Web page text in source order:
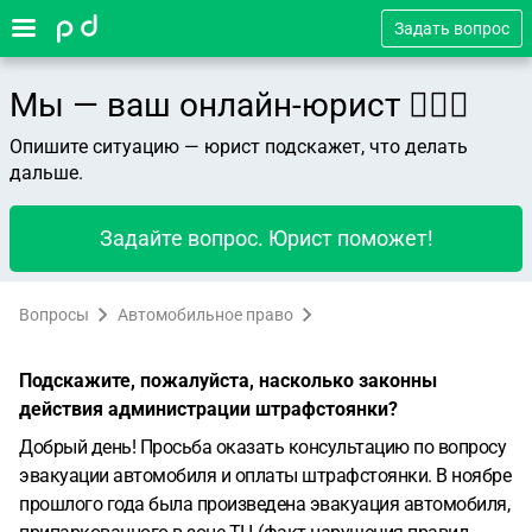
Задать вопрос
Мы — ваш онлайн-юрист 👨🏻‍⚖️
Опишите ситуацию — юрист подскажет, что делать
дальше.
Задайте вопрос. Юрист поможет!
Вопросы Автомобильное право
Подскажите, пожалуйста, насколько законны
действия администрации штрафстоянки?
Добрый день! Просьба оказать консультацию по вопросу
эвакуации автомобиля и оплаты штрафстоянки. В ноябре
прошлого года была произведена эвакуация автомобиля,